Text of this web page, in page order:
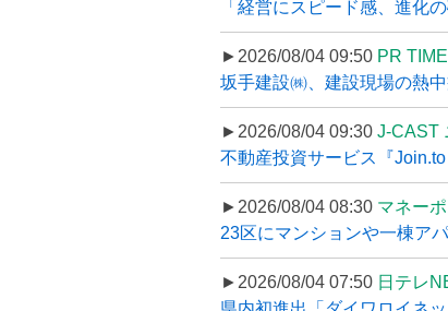
「経営にスピード感、進化
►2026/08/04 09:50 PR
坂手建設㈱、建設現場の熱
►2026/08/04 09:30 J-CAST
不動産投資サービス『
►2026/08/04 08:30 マネー
23区にマンションや一棟ア
►2026/08/04 07:50 日テレ